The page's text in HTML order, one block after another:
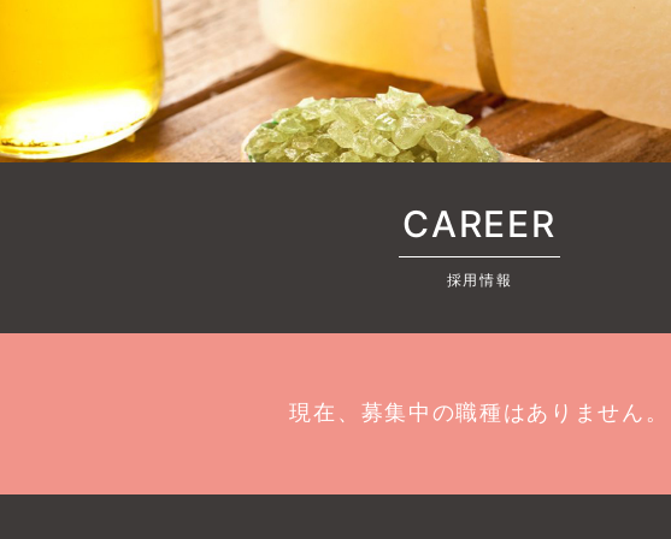
CAREER
採用情報
現在、募集中の職種はありません。